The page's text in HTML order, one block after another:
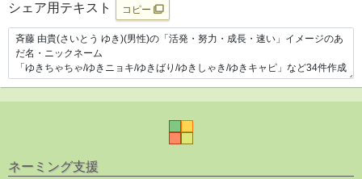
シェア用テキスト コピー
ネーミング支援